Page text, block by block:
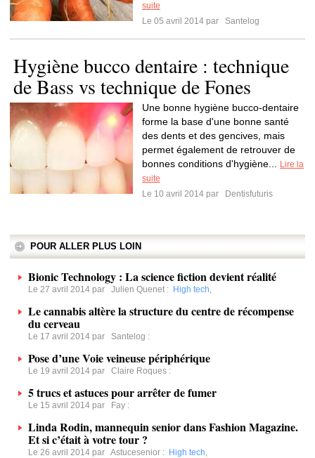
suite
Le 05 avril 2014 par
Santelog
Hygiène bucco dentaire : technique
de Bass vs technique de Fones
Une bonne hygiène bucco-dentaire
forme la base d'une bonne santé
des dents et des gencives, mais
permet également de retrouver de
bonnes conditions d'hygiène...
Lire la
suite
Le 10 avril 2014 par
Dentisfuturis
POUR ALLER PLUS LOIN
Bionic Technology : La science fiction devient réalité
Le 27 avril 2014 par Julien Quenet : High tech,
Le cannabis altère la structure du centre de récompense
du cerveau
Le 17 avril 2014 par Santelog :
Pose d’une Voie veineuse périphérique
Le 19 avril 2014 par Claire Roques :
5 trucs et astuces pour arrêter de fumer
Le 15 avril 2014 par Fay :
Linda Rodin, mannequin senior dans Fashion Magazine.
Et si c’était à votre tour ?
Le 26 avril 2014 par Astucesenior : High tech,